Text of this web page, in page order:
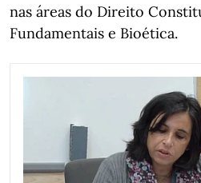
nas áreas do Direito
Fundamentais e Bioética.